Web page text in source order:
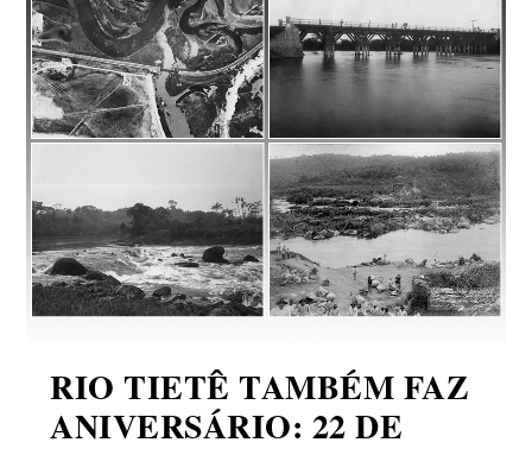
RIO TIETÊ TAMBÉM FAZ
ANIVERSÁRIO: 22 DE